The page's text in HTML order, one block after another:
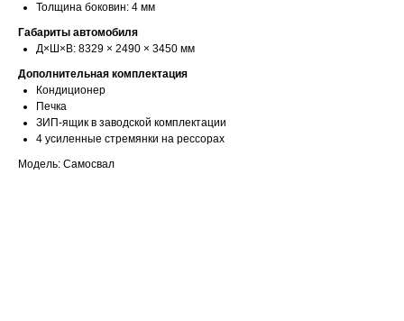
Толщина боковин: 4 мм
Габариты автомобиля
Д×Ш×В: 8329 × 2490 × 3450 мм
Дополнительная комплектация
Кондиционер
Печка
ЗИП-ящик в заводской комплектации
4 усиленные стремянки на рессорах
Модель: Самосвал